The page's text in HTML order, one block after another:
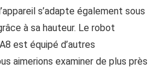
s’adapte également sous
à sa hauteur. Le robot
est équipé d’autres
aimerions examiner de plus près